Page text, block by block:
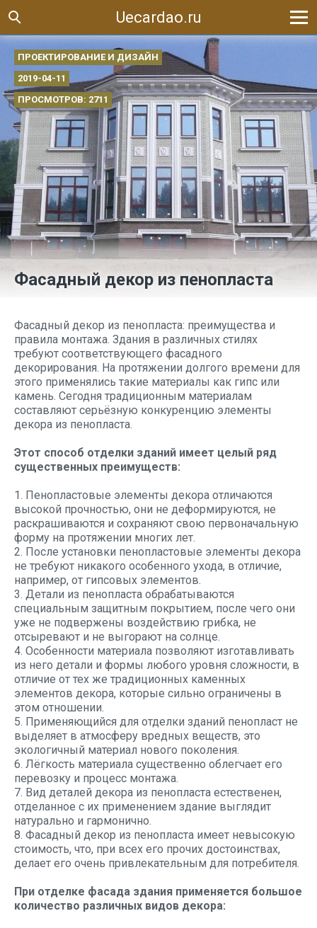
Uecardao.ru
ПРОЕКТИРОВАНИЕ И ДИЗАЙН
2019-04-11
ПРОСМОТРОВ: 2711
Фасадный декор из пенопласта
Фасадный декор из пенопласта: преимущества и
правила монтажа. Здания в различных стилях
требуют соответствующего фасадного
декорирования. На протяжении долгого времени для
этого применялись такие материалы как гипс или
камень. Сегодня традиционным материалам
составляют серьёзную конкуренцию элементы
декора из пенопласта.
Этот способ отделки зданий имеет целый ряд
существенных преимуществ:
1. Пенопластовые элементы декора отличаются
высокой прочностью, они не деформируются, не
раскрашиваются и сохраняют свою первоначальную
форму на протяжении многих лет.
2. После установки пенопластовые элементы декора
не требуют никакого особенного ухода, в отличие,
например, от гипсовых элементов.
3. Детали из пенопласта обрабатываются
специальным защитным покрытием, после чего они
уже не подвержены воздействию грибка, не
отсыревают и не выгорают на солнце.
4. Особенности материала позволяют изготавливать
из него детали и формы любого уровня сложности, в
отличие от тех же традиционных каменных
элементов декора, которые сильно ограничены в
этом отношении.
5. Применяющийся для отделки зданий пенопласт не
выделяет в атмосферу вредных веществ, это
экологичный материал нового поколения.
6. Лёгкость материала существенно облегчает его
перевозку и процесс монтажа.
7. Вид деталей декора из пенопласта естественен,
отделанное с их применением здание выглядит
натурально и гармонично.
8. Фасадный декор из пенопласта имеет невысокую
стоимость, что, при всех его прочих достоинствах,
делает его очень привлекательным для потребителя.
При отделке фасада здания применяется большое
количество различных видов декора: